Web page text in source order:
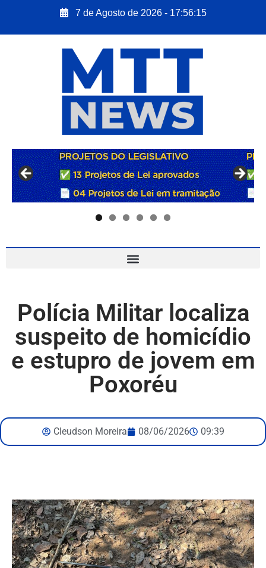
7 de Agosto de 2026 - 17:56:16
Polícia Militar localiza
suspeito de homicídio
e estupro de jovem em
Poxoréu
Cleudson Moreira 08/06/2026 09:39